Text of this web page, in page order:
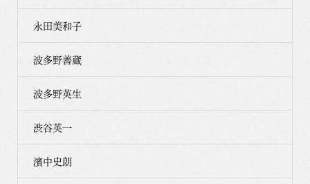
永田美和子
波多野善蔵
波多野英生
渋谷英一
濱中史朗